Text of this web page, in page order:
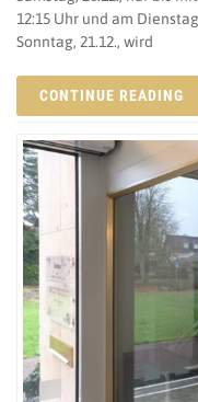
12:15 Uhr und am
Sonntag, 21.12., wird
CONTINUE READING